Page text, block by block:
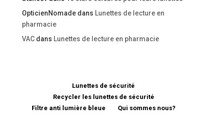
OpticienNomadedans Lunettes de lecture en
pharmacie
VACdans Lunettes de lecture en pharmacie
Lunettes de sécurité
Recycler les lunettes de sécurité
Filtre anti lumière bleue
Qui sommes nous?